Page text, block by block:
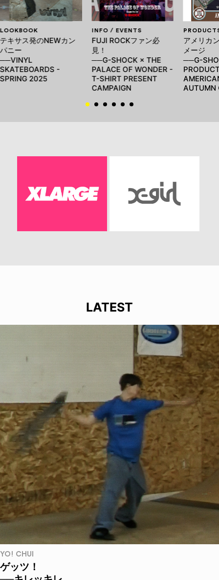
LOOKBOOK
テキサス発のNEWカン
パニー
──VINYL
SKATEBOARDS -
SPRING 2025
INFO / EVENTS
FUJI ROCKファン必
見！
──G-SHOCK × THE
PALACE OF WONDER -
T-SHIRT PRESENT
CAMPAIGN
アメリカ
メージ
──G-
AUTUMN
LATEST
YO! CHUI
ゲッツ！